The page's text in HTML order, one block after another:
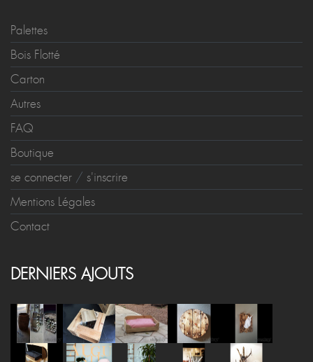
Palettes
Bois Flotté
Carton
Autres
FAQ
Boutique
se connecter / s'inscrire
Mentions Légales
Contact
DERNIERS AJOUTS